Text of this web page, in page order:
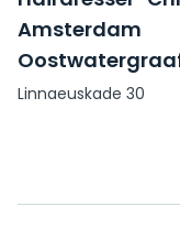
Amsterdam
Linnaeuskade 30